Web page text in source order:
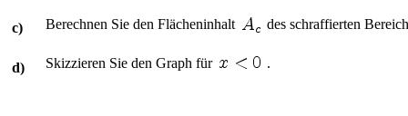
c) Berechnen Sie den Flächeninhalt des schraffierten
d) Skizzieren Sie den Graph für .